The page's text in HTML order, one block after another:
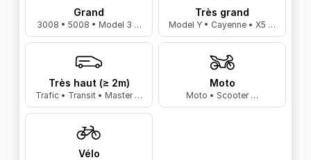
Grand
3008 • 5008 • Model 3 …
Très grand
Model Y • Cayenne • X5 …
Très haut (≥ 2m)
Trafic • Transit • Master …
Moto
Moto • Scooter …
Vélo